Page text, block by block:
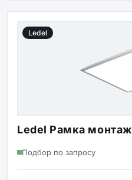
Ledel
Ledel Рамка
Подбор по запросу